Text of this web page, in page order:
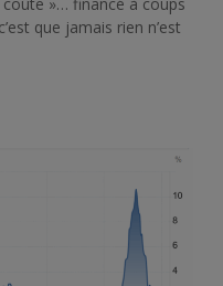
que jamais rien n’est